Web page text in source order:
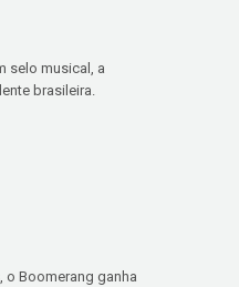
selo musical, a
brasileira.
o Boomerang ganha